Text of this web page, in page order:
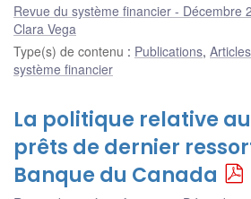
Revue du système financier - Décembre
Clara Vega
Type(s) de contenu : Publications,
système financier
La politique relative
prêts de dernier
Banque du Canada